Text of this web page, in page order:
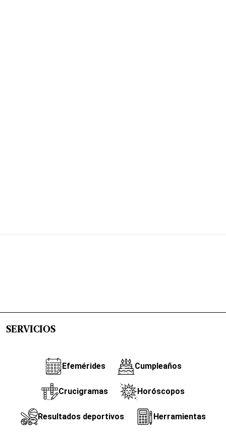
SERVICIOS
Efemérides Cumpleaños
Crucigramas Horóscopos
Resultados deportivos Herramientas